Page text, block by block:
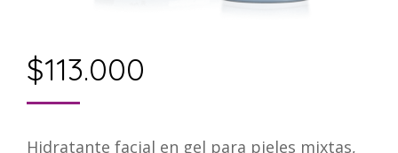
$113.000
Hidratante facial en gel para pieles mixtas,